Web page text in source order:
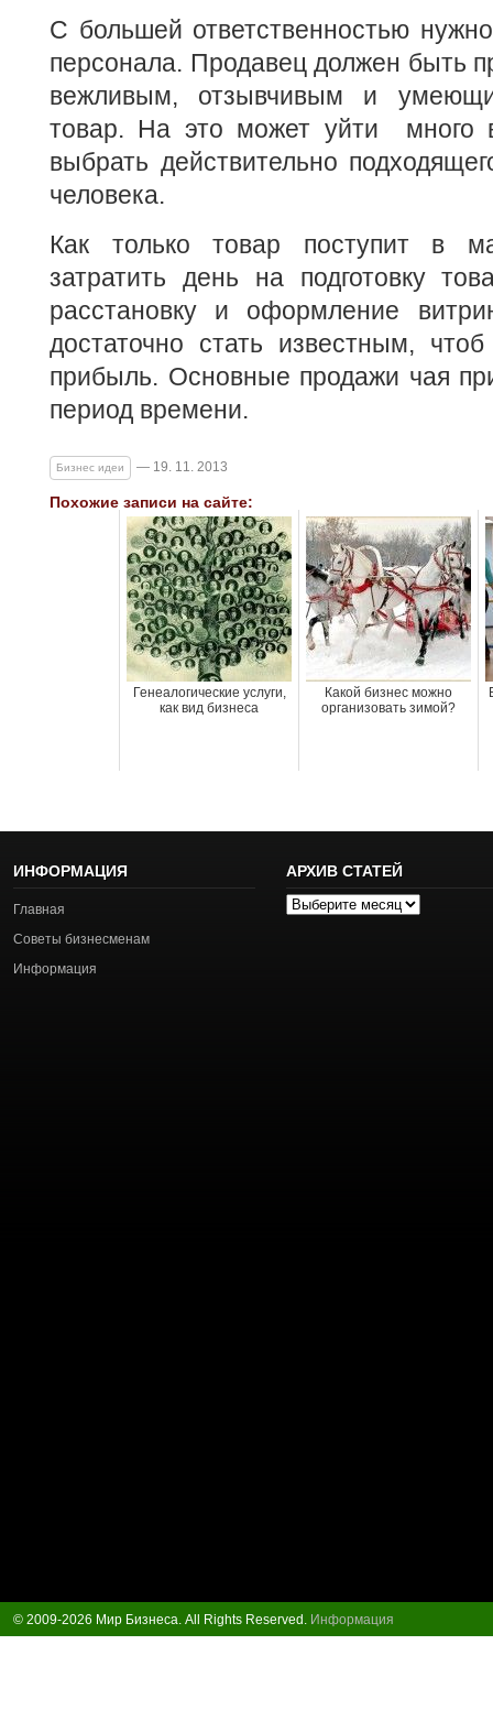
С большей ответственностью
персонала. Продавец должен быть
вежливым, отзывчивым и
товар. На это может уйти много
выбрать действительно
человека.
Как только товар поступит в
затратить день на подготовку
расстановку и оформление
достаточно стать известным,
прибыль. Основные продажи чая
период времени.
Бизнес идеи — 19. 11. 2013
Похожие записи на сайте:
Генеалогические услуги,
как вид бизнеса
Какой бизнес можно
организовать зимой?
ИНФОРМАЦИЯ
Главная
Советы бизнесменам
Информация
АРХИВ СТАТЕЙ
Архив
© 2009-2026 Мир Бизнеса. All Rights Reserved. Информация